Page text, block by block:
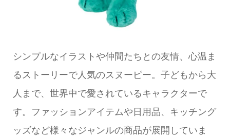
シンプルなイラストや仲間たちとの友情、心温ま
るストーリーで人気のスヌーピー。子どもから大
人まで、世界中で愛されているキャラクターで
す。ファッションアイテムや日用品、キッチング
ッズなど様々なジャンルの商品が展開していま